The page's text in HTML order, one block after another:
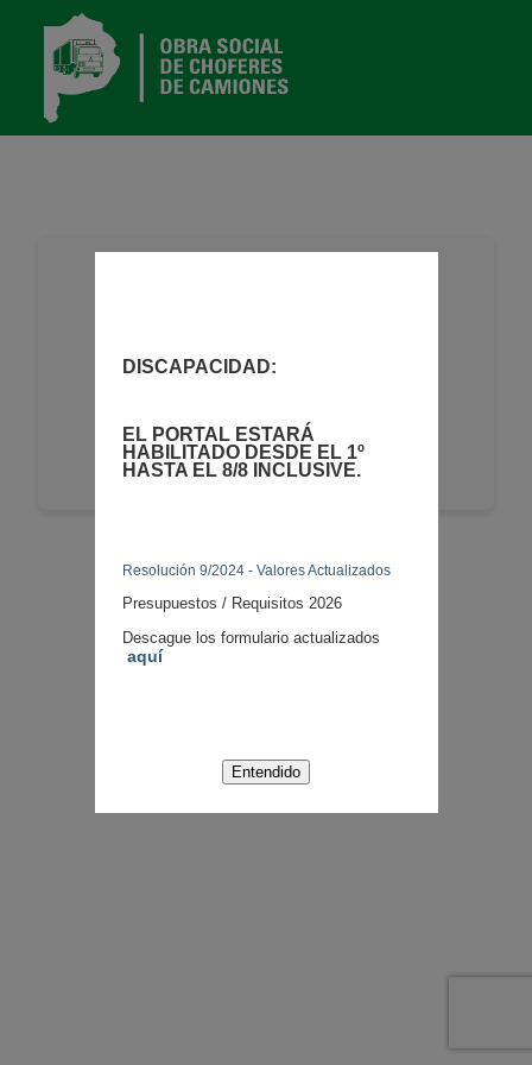
¿Olvidó su clave?
¿Cómo crear un nuevo usuario?
2026Desarrollado por
Integradores
Todos los Derechos Reservados.
Prohibida su reproducción total o
DISCAPACIDAD:
EL PORTAL ESTARÁ
HABILITADO DESDE EL 1º
HASTA EL 8/8 INCLUSIVE.
Resolución 9/2024 - Valores Actualizados
Presupuestos / Requisitos 2026
Descague los formulario actualizados
aquí